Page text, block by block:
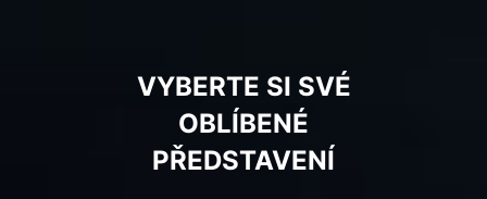
VYBERTE SI SVÉ
OBLÍBENÉ
PŘEDSTAVENÍ